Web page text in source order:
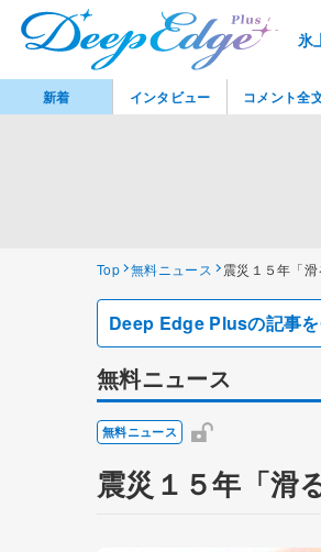
氷
Top 無料ニュース 震災１５年「
Deep Edge Plusの記事
無料ニュース
無料ニュース
震災１５年「
新着 インタビュー コメント全